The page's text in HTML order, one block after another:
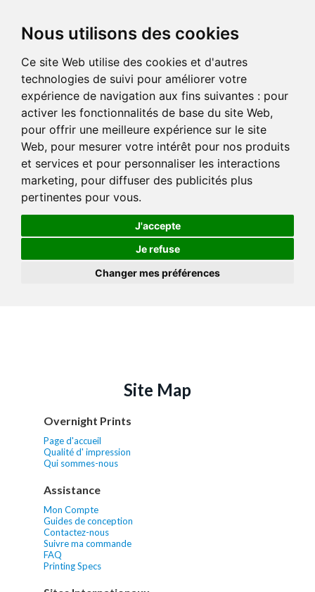
Nous utilisons des cookies
Ce site Web utilise des cookies et d'autres
technologies de suivi pour améliorer votre
expérience de navigation aux fins suivantes : pour
activer les fonctionnalités de base du site Web,
pour offrir une meilleure expérience sur le site
Web, pour mesurer votre intérêt pour nos produits
et services et pour personnaliser les interactions
marketing, pour diffuser des publicités plus
pertinentes pour vous.
J'accepte
Je refuse
Changer mes préférences
Site Map
Overnight Prints
Page d'accueil
Qualité d' impression
Qui sommes-nous
Assistance
Mon Compte
Guides de conception
Contactez-nous
Suivre ma commande
FAQ
Printing Specs